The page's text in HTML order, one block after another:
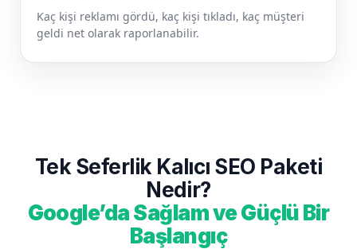
Kaç kişi reklamı gördü, kaç kişi tıkladı, kaç müşteri
geldi net olarak raporlanabilir.
Tek Seferlik Kalıcı SEO Paketi
Nedir?
Google’da Sağlam ve Güçlü Bir
Başlangıç